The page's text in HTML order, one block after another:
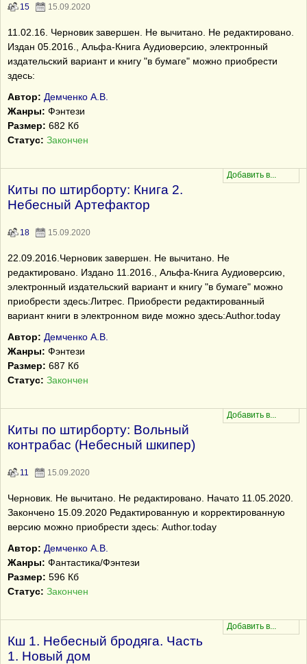
15 15.09.2020
11.02.16. Черновик завершен. Не вычитано. Не редактировано.
Издан 05.2016., Альфа-Книга Аудиоверсию, электронный
издательский вариант и книгу "в бумаге" можно приобрести
здесь:
Автор: Демченко А.В.
Жанры: Фэнтези
Размер: 682 Кб
Статус: Закончен
Киты по штирборту: Книга 2.
Небесный Артефактор
18 15.09.2020
22.09.2016.Черновик завершен. Не вычитано. Не
редактировано. Издано 11.2016., Альфа-Книга Аудиоверсию,
электронный издательский вариант и книгу "в бумаге" можно
приобрести здесь:Литрес. Приобрести редактированный
вариант книги в электронном виде можно здесь:Author.today
Автор: Демченко А.В.
Жанры: Фэнтези
Размер: 687 Кб
Статус: Закончен
Киты по штирборту: Вольный
контрабас (Небесный шкипер)
11 15.09.2020
Черновик. Не вычитано. Не редактировано. Начато 11.05.2020.
Закончено 15.09.2020 Редактированную и корректированную
версию можно приобрести здесь: Author.today
Автор: Демченко А.В.
Жанры: Фантастика/Фэнтези
Размер: 596 Кб
Статус: Закончен
Кш 1. Небесный бродяга. Часть
1. Новый дом